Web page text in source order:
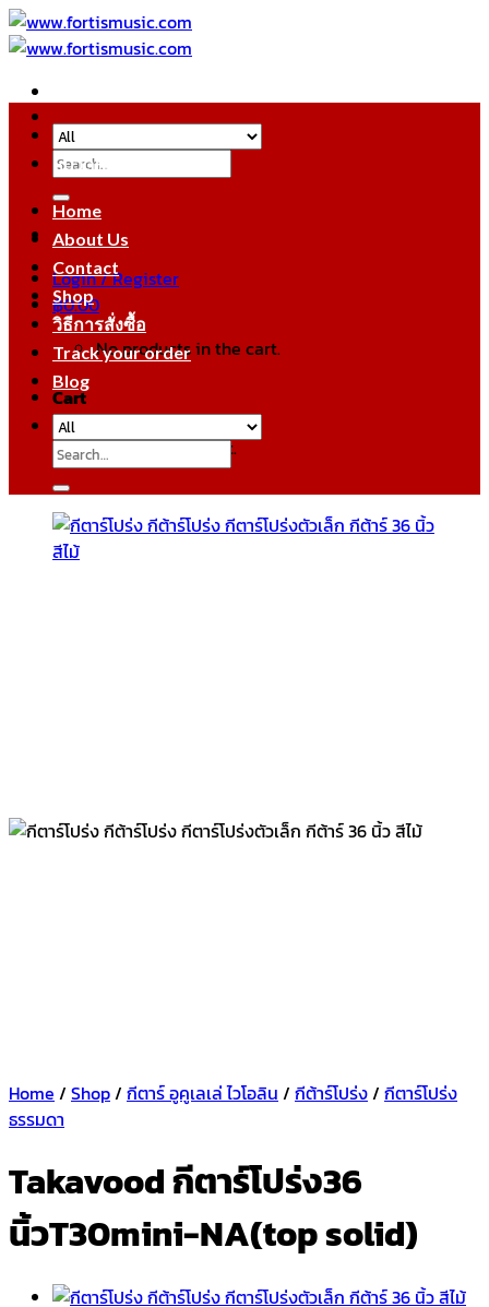
Skip
to
Search
for:
Login / Register
฿0.00
No products in the cart.
Cart
No products in the cart.
หมวดหมู่สินค้า
Home
About Us
Contact
Shop
วิธีการสั่งซื้อ
Track your order
Blog
Search
for:
Home / Shop/ กีตาร์ อูคูเลเล่ ไวโอลิน / กีต้าร์โปร่ง/ กีตาร์โปร่ง
ธรรมดา
Takavood กีตาร์โปร่ง36
นิ้วT30mini-NA(top solid)